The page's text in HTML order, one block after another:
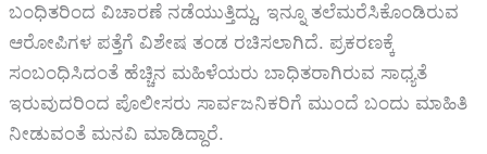
ಬಂಧಿತರಿಂದ ವಿಚಾರಣೆ ನಡೆಯುತ್ತಿದ್ದು, ಇನ್ನೂ ತಲೆಮರೆಸಿಕೊಂಡಿರುವ
ಆರೋಪಿಗಳ ಪತ್ತೆಗೆ ವಿಶೇಷ ತಂಡ ರಚಿಸಲಾಗಿದೆ. ಪ್ರಕರಣಕ್ಕೆ
ಸಂಬಂಧಿಸಿದಂತೆ ಹೆಚ್ಚಿನ ಮಹಿಳೆಯರು ಬಾಧಿತರಾಗಿರುವ ಸಾಧ್ಯತೆ
ಇರುವುದರಿಂದ ಪೊಲೀಸರು ಸಾರ್ವಜನಿಕರಿಗೆ ಮುಂದೆ ಬಂದು ಮಾಹಿತಿ
ನೀಡುವಂತೆ ಮನವಿ ಮಾಡಿದ್ದಾರೆ.